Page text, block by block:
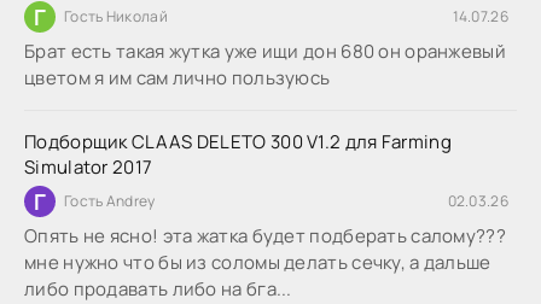
Г Гость Николай 14.07.26
Брат есть такая жутка уже ищи дон 680 он оранжевый
цветом я им сам лично пользуюсь
Подборщик CLAAS DELETO 300 V1.2 для Farming
Simulator 2017
Г Гость Andrey 02.03.26
Опять не ясно! эта жатка будет подберать салому???
мне нужно что бы из соломы делать сечку, а дальше
либо продавать либо на бга...